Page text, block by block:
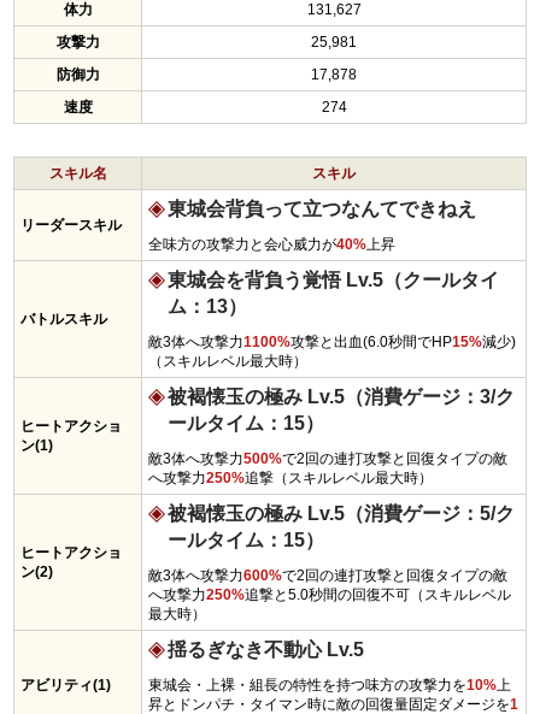
体力
131,627
攻撃力
25,981
防御力
17,878
速度
274
スキル名 スキル
リーダースキル
東城会背負って立つなんてできねえ
全味方の攻撃力と会心威力が40%上昇
バトルスキル
東城会を背負う覚悟 Lv.5（クールタイ
ム：13）
敵3体へ攻撃力1100%攻撃と出血(6.0秒間でHP15%減少)
（スキルレベル最大時）
ヒートアクショ
ン(1)
被褐懐玉の極み Lv.5（消費ゲージ：3/ク
ールタイム：15）
敵3体へ攻撃力500%で2回の連打攻撃と回復タイプの敵
へ攻撃力250%追撃（スキルレベル最大時）
ヒートアクショ
ン(2)
被褐懐玉の極み Lv.5（消費ゲージ：5/ク
ールタイム：15）
敵3体へ攻撃力600%で2回の連打攻撃と回復タイプの敵
へ攻撃力250%追撃と5.0秒間の回復不可（スキルレベル
最大時）
アビリティ(1)
揺るぎなき不動心 Lv.5
東城会・上裸・組長の特性を持つ味方の攻撃力を10%上
昇とドンパチ・タイマン時に敵の回復量固定ダメージを1